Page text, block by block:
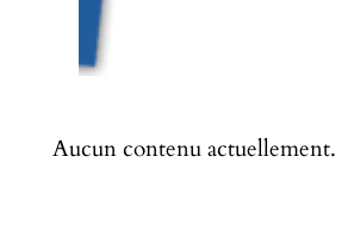
Aucun contenu actuellement.